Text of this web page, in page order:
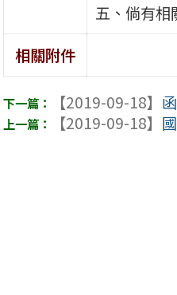
五、倘有相
相關附件
【2019-09-18】
【2019-09-18】